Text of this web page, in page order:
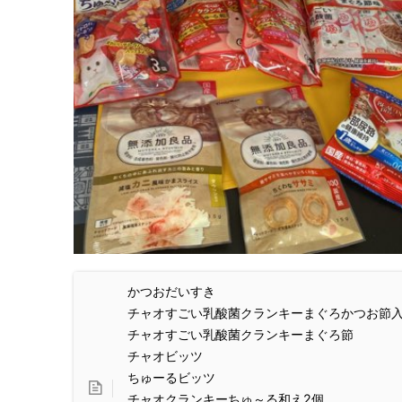
かつおだいすき
チャオすごい乳酸菌クランキーまぐろかつお節
チャオすごい乳酸菌クランキーまぐろ節
チャオビッツ
ちゅーるビッツ